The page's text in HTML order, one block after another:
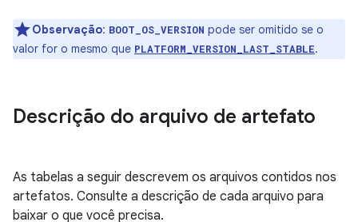
Observação: BOOT_OS_VERSION pode ser omitido se o
valor for o mesmo que PLATFORM_VERSION_LAST_STABLE.
Descrição do arquivo de artefato
As tabelas a seguir descrevem os arquivos contidos nos
artefatos. Consulte a descrição de cada arquivo para
baixar o que você precisa.